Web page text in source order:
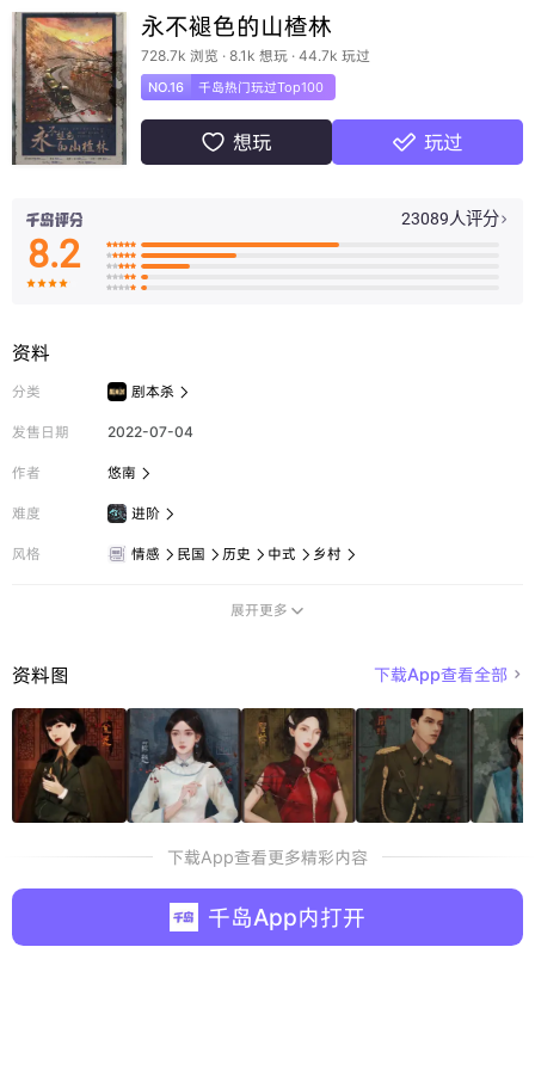
永不褪色的山楂林
728.7k 浏览 · 8.1k 想玩 · 44.7k 玩过
NO.16 千岛热门玩过Top100
 想玩  玩过
23089人评分 
8.2 




资料
分类 剧本杀 
发售日期 2022-07-04
作者 悠南 
难度 进阶 
风格 情感  民国  历史  中式  乡村 
展开更多 
资料图 下载App查看全部 
下载App查看更多精彩内容
千岛App内打开